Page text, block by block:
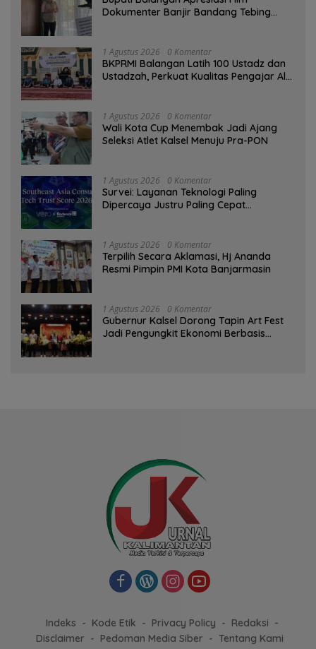
Dokumenter Banjir Bandang Tebing
1 Agustus 2026 0 Komentar
BKPRMI Balangan Latih 100 Ustadz dan
Ustadzah, Perkuat Kualitas Pengajar Al-
1 Agustus 2026 0 Komentar
Wali Kota Cup Menembak Jadi Ajang
Seleksi Atlet Kalsel Menuju Pra-PON
1 Agustus 2026 0 Komentar
Survei: Layanan Teknologi Paling
Dipercaya Justru Paling Cepat
1 Agustus 2026 0 Komentar
‎Terpilih Secara Aklamasi, Hj Ananda
Resmi Pimpin PMI Kota Banjarmasin
1 Agustus 2026 0 Komentar
Gubernur Kalsel Dorong Tapin Art Fest
Jadi Pengungkit Ekonomi Berbasis
Indeks Kode Etik Privacy Policy
Redaksi
Disclaimer
Pedoman Media Siber Tentang Kami